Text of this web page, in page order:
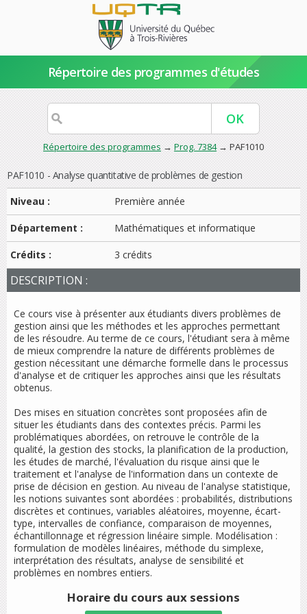
Répertoire des programmes d'études
Répertoire des programmes → Prog. 7384→ PAF1010
PAF1010 - Analyse quantitative de problèmes de gestion
Niveau :
Première année
Département : Mathématiques et informatique
Crédits : 3 crédits
DESCRIPTION :
Ce cours vise à présenter aux étudiants divers problèmes de
gestion ainsi que les méthodes et les approches permettant
de les résoudre. Au terme de ce cours, l'étudiant sera à même
de mieux comprendre la nature de différents problèmes de
gestion nécessitant une démarche formelle dans le processus
d'analyse et de critiquer les approches ainsi que les résultats
obtenus.
Des mises en situation concrètes sont proposées afin de
situer les étudiants dans des contextes précis. Parmi les
problématiques abordées, on retrouve le contrôle de la
qualité, la gestion des stocks, la planification de la production,
les études de marché, l'évaluation du risque ainsi que le
traitement et l'analyse de l'information dans un contexte de
prise de décision en gestion. Au niveau de l'analyse statistique,
les notions suivantes sont abordées : probabilités, distributions
discrètes et continues, variables aléatoires, moyenne, écart-
type, intervalles de confiance, comparaison de moyennes,
échantillonnage et régression linéaire simple. Modélisation :
formulation de modèles linéaires, méthode du simplexe,
interprétation des résultats, analyse de sensibilité et
problèmes en nombres entiers.
Horaire du cours aux sessions